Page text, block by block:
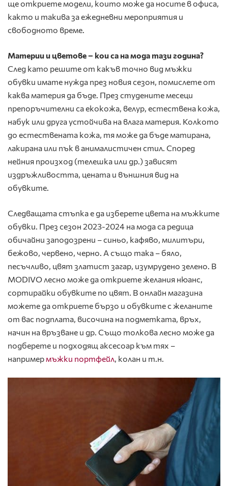
ще откриете модели, които може да носите в офиса,
както и такива за ежедневни мероприятия и
свободното време.
Материи и цветове – кои са на мода тази година?
След като решите от какъв точно вид мъжки
обувки имате нужда през новия сезон, помислете от
каква материя да бъде. През студените месеци
препоръчителни са екокожа, велур, естествена кожа,
набук или друга устойчива на влага материя. Колкото
до естествената кожа, тя може да бъде матирана,
лакирана или пък в анималистичен стил. Според
нейния произход (телешка или др.) зависят
издръжливостта, цената и външния вид на
обувките.
Следващата стъпка е да изберете цвета на мъжките
обувки. През сезон 2023-2024 на мода са редица
обичайни заподозрени – синьо, кафяво, милитъри,
бежово, червено, черно. А също така – бяло,
песъчливо, цвят златист загар, изумрудено зелено. В
MODIVO лесно може да откриете желания нюанс,
сортирайки обувките по цвят. В онлайн магазина
можете да откриете бързо и обувките с желаните
от вас подплата, височина на подметката, връх,
начин на връзване и др. Също толкова лесно може да
подберете и подходящ аксесоар към тях –
напримермъжки портфейл, колан и т.н.